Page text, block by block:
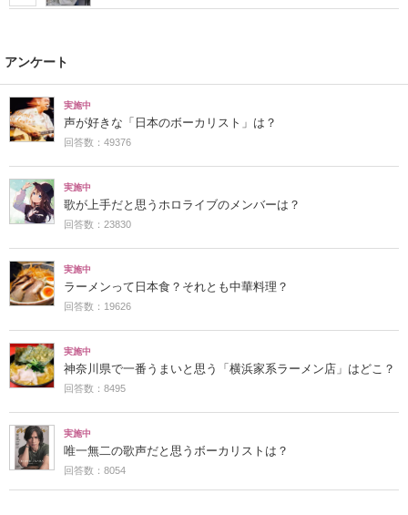
アンケート
実施中
声が好きな「日本のボーカリスト」は？
回答数：49376
実施中
歌が上手だと思うホロライブのメンバーは？
回答数：23830
実施中
ラーメンって日本食？それとも中華料理？
回答数：19626
実施中
神奈川県で一番うまいと思う「横浜家系ラーメン店」はどこ？
回答数：8495
実施中
唯一無二の歌声だと思うボーカリストは？
回答数：8054